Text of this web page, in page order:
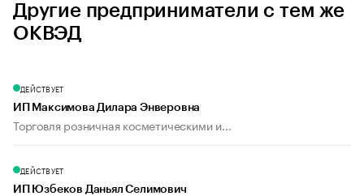
Другие предприниматели с тем же
ОКВЭД
ДЕЙСТВУЕТ
ИП Максимова Дилара Энверовна
Торговля розничная косметическими и...
ДЕЙСТВУЕТ
ИП Юзбеков Даньял Селимович